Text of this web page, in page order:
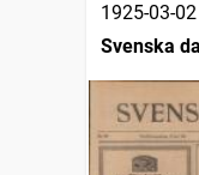
1925-03-02
Svenska